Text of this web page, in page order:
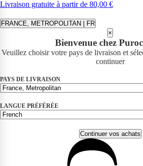
Livraison gratuite à partir de 80,00 €
FRANCE, METROPOLITAN | FR
×
Bienvenue chez
Veuillez choisir votre pays de livraison et
continuer
PAYS DE LIVRAISON
LANGUE PRÉFÉRÉE
Continuer vos achats